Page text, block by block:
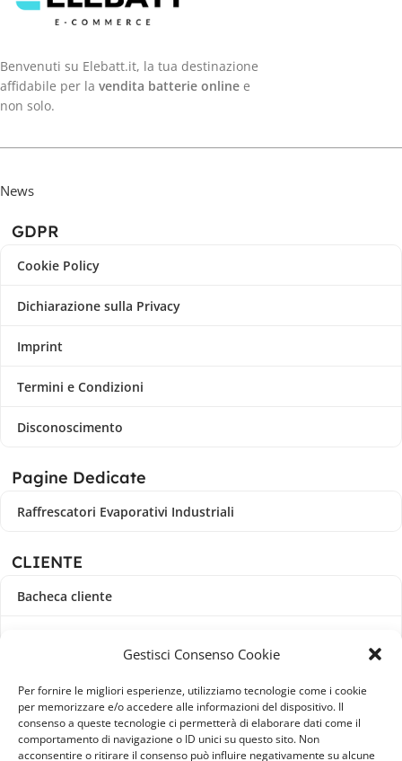
Gestisci Consenso Cookie
Per fornire le migliori esperienze, utilizziamo tecnologie come i cookie
per memorizzare e/o accedere alle informazioni del dispositivo. Il
consenso a queste tecnologie ci permetterà di elaborare dati come il
comportamento di navigazione o ID unici su questo sito. Non
acconsentire o ritirare il consenso può influire negativamente su alcune
Benvenuti su Elebatt.it, la tua destinazione
affidabile per la vendita batterie online e
non solo.
News
GDPR
Cookie Policy
Dichiarazione sulla Privacy
Imprint
Termini e Condizioni
Disconoscimento
Pagine Dedicate
Raffrescatori Evaporativi Industriali
CLIENTE
Bacheca cliente
Indirizzi
Metodi di pagamento